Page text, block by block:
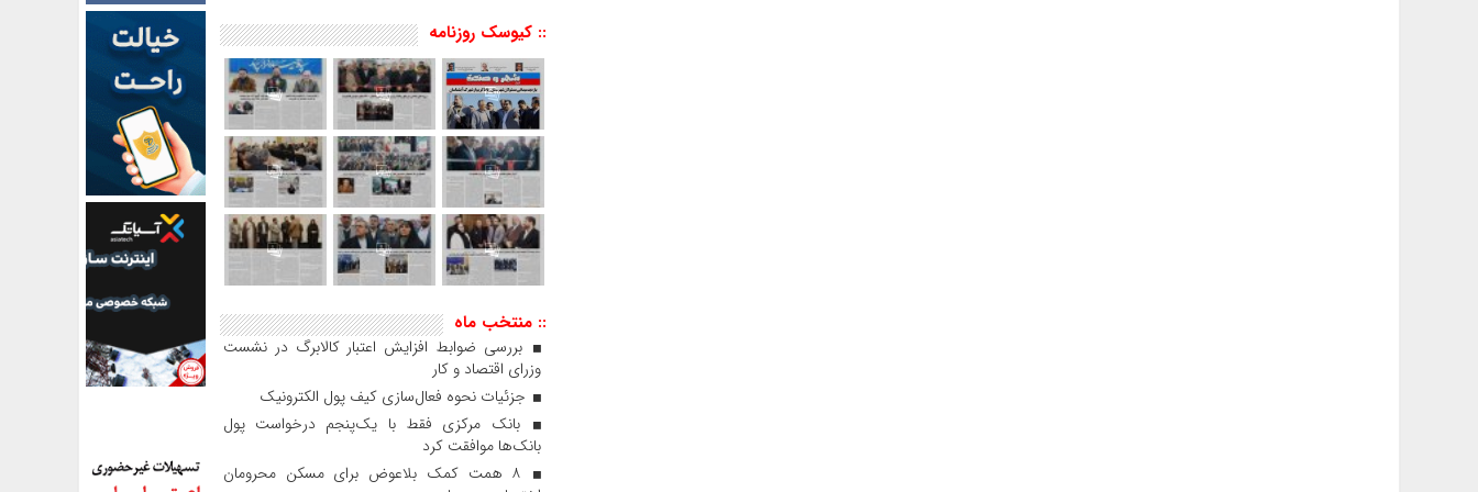
:: کیوسک روزنامه
:: منتخب ماه
بررسی ضوابط افزایش اعتبار کالابرگ در نشست
وزرای اقتصاد و کار
جزئیات نحوه فعال‌سازی کیف پول الکترونیک
بانک مرکزی فقط با یک‌‎پنجم درخواست پول
بانک‌ها موافقت کرد
۸ همت کمک بلاعوض برای مسکن محرومان